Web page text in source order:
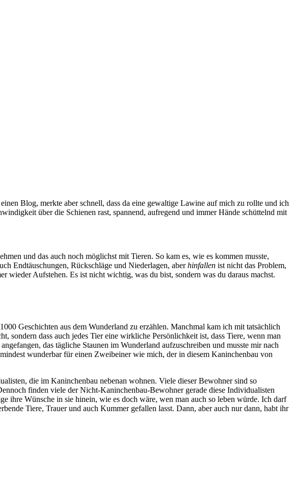
Blog, merkte aber schnell, dass da eine gewaltige Lawine auf mich zu rollte und ich
über die Schienen rast, spannend, aufregend und immer Hände schüttelnd mit
und das auch noch möglichst mit Tieren. So kam es, wie es kommen musste,
Endtäuschungen, Rückschläge und Niederlagen, aberhinfallen ist nicht das Problem,
wieder Aufstehen. Es ist nicht wichtig, was du bist, sondern was du daraus machst.
Geschichten aus dem Wunderland zu erzählen. Manchmal kam ich mit tatsächlich
dass auch jedes Tier eine wirkliche Persönlichkeit ist, dass Tiere, wenn man
das tägliche Staunen im Wunderland aufzuschreiben und musste mir nach
wunderbar für einen Zweibeiner wie mich, der in diesem Kaninchenbau von
die im Kaninchenbau nebenan wohnen. Viele dieser Bewohner sind so
finden viele der Nicht-Kaninchenbau-Bewohner gerade diese Individualisten
ihre Wünsche in sie hinein, wie es doch wäre, wen man auch so leben würde. Ich darf
Tiere, Trauer und auch Kummer gefallen lasst. Dann, aber auch nur dann, habt ihr